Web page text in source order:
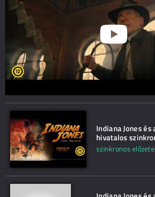
Indiana Jones
hivatalos
szinkronos